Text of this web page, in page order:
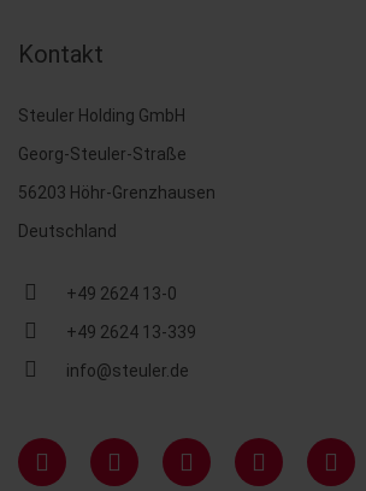
Kontakt
Steuler Holding GmbH
Georg-Steuler-Straße
56203 Höhr-Grenzhausen
Deutschland
+49 2624 13-0
+49 2624 13-339
info@steuler.de